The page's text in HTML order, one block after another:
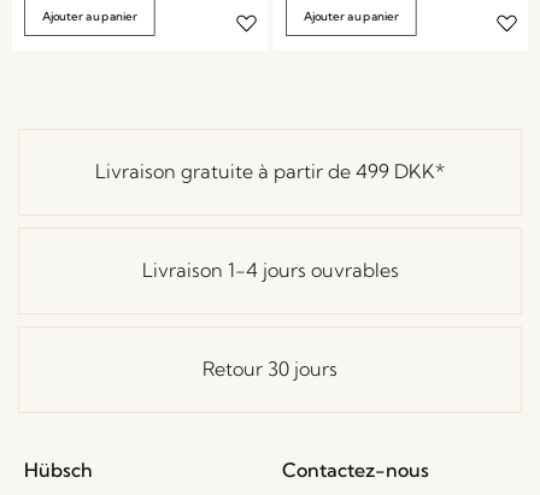
Ajouter au panier Ajouter au panier
Livraison gratuite à partir de 499 DKK*
Livraison 1-4 jours ouvrables
Retour 30 jours
Hübsch
Contactez-nous